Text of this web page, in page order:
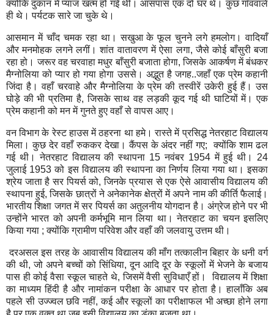
क्‍योंकि‍ दुकान में प्‍याज खत्‍म हो गई थी। आसपास एक दो घर थे। कुछ गाँववाले
ही थे। पर्यटक सारे जा चुके थे।
आसमान में चाँद चमक रहा था। सखुआ के फूल चुनने लगे हमलोग। वादि‍याँ
और मनमोहक लगने लगीं। शांत वातावरण में ऐसा लगा,जैसे कोई बाँसुरी बजा
रहा हो। जरूर वह चरवाहा मधुर बाँसुरी बजाता होगा,जि‍सके आकर्षण में बंधकर
मैग्‍नोलि‍या को प्‍यार हो गया होगा उससे। अद्भुत है जगह..जहाँ एक प्रेम कहानी
जिंदा है। वहाँ चरवाहे और मैग्‍नोलि‍या के प्रेम की तस्‍वीरें उकेरी हुई हैं। उस
घोड़े की भी प्रति‍मा है,जि‍सके साथ वह लड़की कूद गई थी घाटि‍यों में। एक
प्रेम कहानी को मन में गुनते हुए वहाँ से वापस आए।
वन वि‍भाग के रेस्‍ट हाउस में ठहरना था हमे। रास्‍ते में प्रसि‍द्ध नेतरहाट वि‍द्यालय
मि‍ला। कुछ देर वहाँ रुककर देखा। कैंपस के अंदर नहीं गए;
क्‍योंकि‍ शाम ढल
गई थी। नेतरहाट वि‍द्यालय की स्‍थापना 15 नवंबर 1954 में हुई थी। 24
जुलाई 1953 को इस वि‍द्यालय की स्‍थापना का निर्णय लि‍या गया था। इसका
श्रेय जाता है सर पि‍यर्स को,जि‍नके प्रयास से एक ऐसे आवासीय वि‍द्यालय की
स्‍थापना हुई,जि‍सके छात्रों ने अनेकानेक क्षेत्रों में अपने नाम की कीर्ति फैलाई।
भारतीय शि‍क्षा जगत में सर पि‍यर्स का अतुलनीय योगदान है। अंग्रेज होने पर भी
उन्‍होंने भारत को अपनी कर्मभूमि‍ मान लि‍या था। नेतरहाट का चयन इसलि‍ए
कि‍या गया ;क्‍योंकि‍ ग्रामीण परि‍वेश और वहाँ की जलवायु उत्तम थी।
दरअसल इस तरह के आवासीय वि‍द्यालय की माँग तत्‍कालीन बि‍हार के धनी वर्ग
की थी,जो अपने बच्‍चों को सिंधि‍या,दून आदि‍ दूर के स्‍कूलों में भेजने के बजाय
पास ही कोई वैसा स्‍कूल चाहते थे,जि‍समें वैसी सुवि‍धाएँ हों।
वि‍द्यालय में शि‍क्षा
का माध्‍यम हिंदी है और नामांकन परीक्षा के आधार पर होता है। हालाँकि‍ अब
पहले सी उज्ज्वल छवि‍ नहीं,कई और स्‍कूलों का परीक्षाफल भी अच्‍छा होने लगा